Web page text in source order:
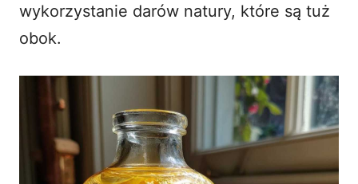
wykorzystanie darów natury, które są tuż
obok.